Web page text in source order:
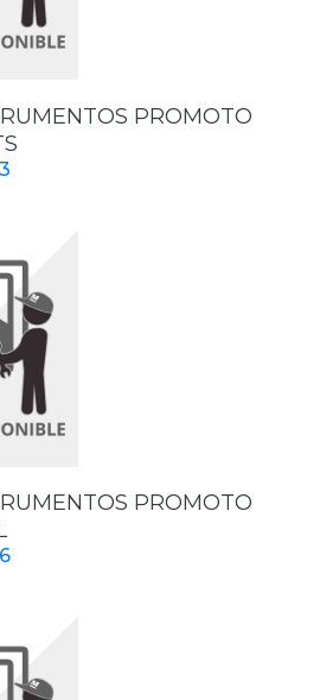
PROMOTO
PROMOTO